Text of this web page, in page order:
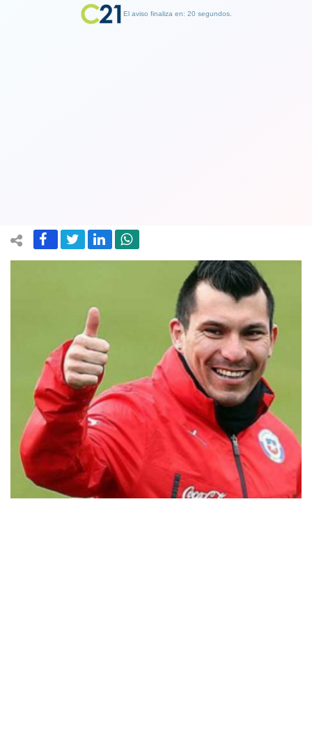
El aviso finaliza en: 19 segundos.